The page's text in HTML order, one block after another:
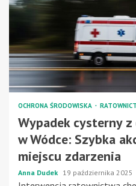
OCHRONA ŚRODOWISKA
Wypadek cysterny
w Wódce: Szybka
miejscu zdarzenia
Anna Dudek 19 października 2025